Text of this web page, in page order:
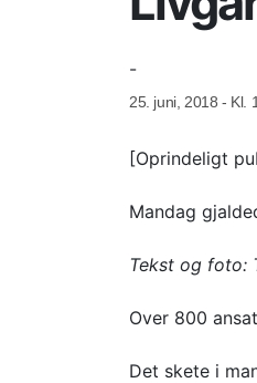
-
25. juni, 2018 - Kl.
[Oprindeligt
Mandag
Tekst og foto:
Over 800
Det skete i